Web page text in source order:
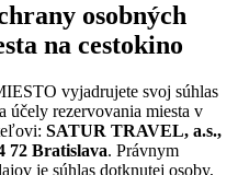
osobných
na cestokino
vyjadrujete svoj súhlas
účely rezervovania miesta v
SATUR TRAVEL, a.s.,
72 Bratislava. Právnym
je súhlas dotknutej osoby,